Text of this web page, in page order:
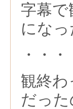
字幕
にな
・・・
観終
だっ